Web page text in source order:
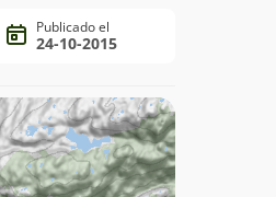
Publicado el
24-10-2015